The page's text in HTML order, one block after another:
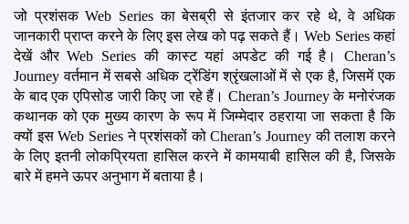
जो प्रशंसक Web Series का बेसब्री से इंतजार कर रहे थे, वे अधिक
जानकारी प्राप्त करने के लिए इस लेख को पढ़ सकते हैं। Web Series कहां
देखें और Web Series की कास्ट यहां अपडेट की गई है। Cheran’s
Journey वर्तमान में सबसे अधिक ट्रेंडिंग श्रृंखलाओं में से एक है, जिसमें एक
के बाद एक एपिसोड जारी किए जा रहे हैं। Cheran’s Journey के मनोरंजक
कथानक को एक मुख्य कारण के रूप में जिम्मेदार ठहराया जा सकता है कि
क्यों इस Web Series ने प्रशंसकों को Cheran’s Journey की तलाश करने
के लिए इतनी लोकप्रियता हासिल करने में कामयाबी हासिल की है, जिसके
बारे में हमने ऊपर अनुभाग में बताया है।